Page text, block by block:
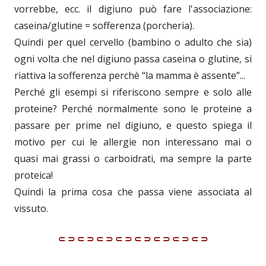
vorrebbe, ecc. il digiuno può fare l'associazione:
caseina/glutine = sofferenza (porcheria).
Quindi per quel cervello (bambino o adulto che sia)
ogni volta che nel digiuno passa caseina o glutine, si
riattiva la sofferenza perchè “la mamma è assente”...
Perché gli esempi si riferiscono sempre e solo alle
proteine? Perché normalmente sono le proteine a
passare per prime nel digiuno, e questo spiega il
motivo per cui le allergie non interessano mai o
quasi mai grassi o carboidrati, ma sempre la parte
proteica!
Quindi la prima cosa che passa viene associata al
vissuto.
⸦⸧⸦⸧⸦⸧⸦⸧⸦⸧⸦⸧⸦⸧⸦⸧